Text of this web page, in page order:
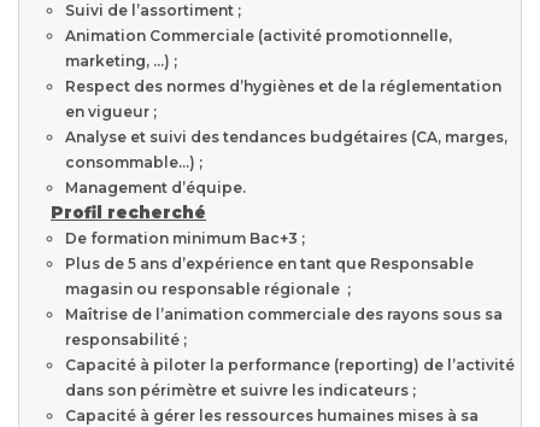
Suivi de l’assortiment ;
Animation Commerciale (activité promotionnelle,
marketing, …) ;
Respect des normes d’hygiènes et de la réglementation
en vigueur ;
Analyse et suivi des tendances budgétaires (CA, marges,
consommable…) ;
Management d’équipe.
Profil recherché
De formation minimum Bac+3 ;
Plus de 5 ans d’expérience en tant que Responsable
magasin ou responsable régionale ;
Maîtrise de l’animation commerciale des rayons sous sa
responsabilité ;
Capacité à piloter la performance (reporting) de l’activité
dans son périmètre et suivre les indicateurs ;
Capacité à gérer les ressources humaines mises à sa